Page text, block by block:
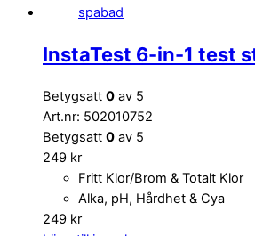
InstaTest 6-in-1 test
Betygsatt 0 av 5
Art.nr: 502010752
Betygsatt 0 av 5
249 kr
Fritt Klor/Brom & Totalt Klor
Alka, pH, Hårdhet & Cya
249 kr